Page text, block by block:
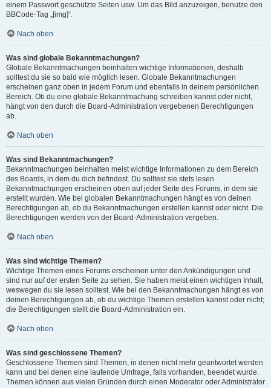
einem Passwort geschützte Seiten usw. Um das Bild anzuzeigen, benutze den
BBCode-Tag „[img]“.
Nach oben
Was sind globale Bekanntmachungen?
Globale Bekanntmachungen beinhalten wichtige Informationen, deshalb
solltest du sie so bald wie möglich lesen. Globale Bekanntmachungen
erscheinen ganz oben in jedem Forum und ebenfalls in deinem persönlichen
Bereich. Ob du eine globale Bekanntmachung schreiben kannst oder nicht,
hängt von den durch die Board-Administration vergebenen Berechtigungen
ab.
Nach oben
Was sind Bekanntmachungen?
Bekanntmachungen beinhalten meist wichtige Informationen zu dem Bereich
des Boards, in dem du dich befindest. Du solltest sie stets lesen.
Bekanntmachungen erscheinen oben auf jeder Seite des Forums, in dem sie
erstellt wurden. Wie bei globalen Bekanntmachungen hängt es von deinen
Berechtigungen ab, ob du Bekanntmachungen erstellen kannst oder nicht. Die
Berechtigungen werden von der Board-Administration vergeben.
Nach oben
Was sind wichtige Themen?
Wichtige Themen eines Forums erscheinen unter den Ankündigungen und
sind nur auf der ersten Seite zu sehen. Sie haben meist einen wichtigen Inhalt,
weswegen du sie lesen solltest. Wie bei den Bekanntmachungen hängt es von
deinen Berechtigungen ab, ob du wichtige Themen erstellen kannst oder nicht;
die Berechtigungen stellt die Board-Administration ein.
Nach oben
Was sind geschlossene Themen?
Geschlossene Themen sind Themen, in denen nicht mehr geantwortet werden
kann und bei denen eine laufende Umfrage, falls vorhanden, beendet wurde.
Themen können aus vielen Gründen durch einen Moderator oder Administrator